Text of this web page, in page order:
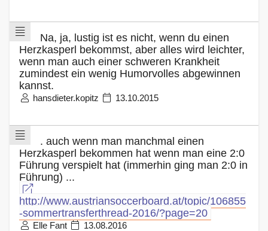
Na, ja, lustig ist es nicht, wenn du einen
Herzkasperl bekommst, aber alles wird leichter,
wenn man auch einer schweren Krankheit
zumindest ein wenig Humorvolles abgewinnen
kannst.
hansdieter.kopitz 13.10.2015
. auch wenn man manchmal einen
Herzkasperl bekommen hat wenn man eine 2:0
Führung verspielt hat (immerhin ging man 2:0 in
Führung) ...
http://www.austriansoccerboard.at/topic/106855
-sommertransferthread-2016/?page=20
Elle Fant 13.08.2016